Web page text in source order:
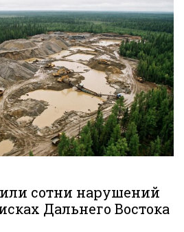
сотни нарушений
Дальнего Востока